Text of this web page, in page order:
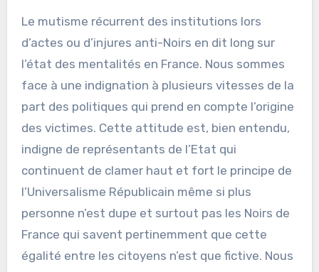
Le mutisme récurrent des institutions lors
d’actes ou d’injures anti-Noirs en dit long sur
l’état des mentalités en France. Nous sommes
face à une indignation à plusieurs vitesses de la
part des politiques qui prend en compte l’origine
des victimes. Cette attitude est, bien entendu,
indigne de représentants de l’Etat qui
continuent de clamer haut et fort le principe de
l’Universalisme Républicain même si plus
personne n’est dupe et surtout pas les Noirs de
France qui savent pertinemment que cette
égalité entre les citoyens n’est que fictive. Nous